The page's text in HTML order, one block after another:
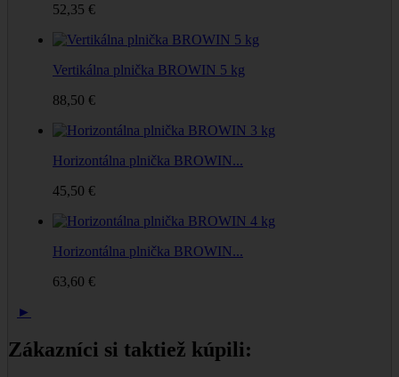
52,35 €
Vertikálna plnička BROWIN 5 kg
88,50 €
Horizontálna plnička BROWIN...
45,50 €
Horizontálna plnička BROWIN...
63,60 €
►
Zákazníci si taktiež kúpili: